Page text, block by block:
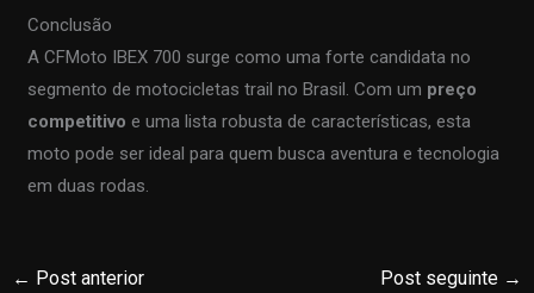
Conclusão
A CFMoto IBEX 700 surge como uma forte candidata no
segmento de motocicletas trail no Brasil. Com um preço
competitivo e uma lista robusta de características, esta
moto pode ser ideal para quem busca aventura e tecnologia
em duas rodas.
← Post anterior Post seguinte →